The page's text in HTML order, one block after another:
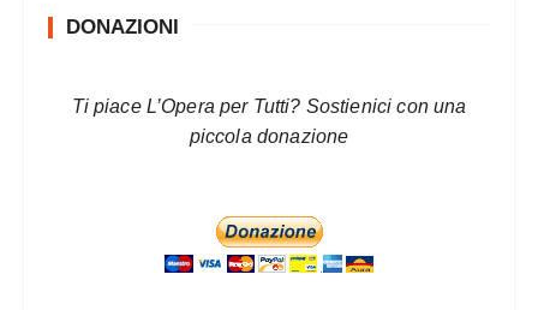
DONAZIONI
Ti piace L’Opera per Tutti? Sostienici con una
piccola donazione